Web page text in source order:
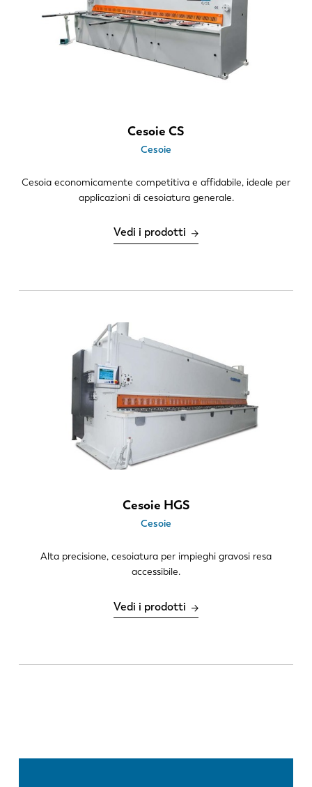
Cesoie CS
Cesoie
Cesoia economicamente competitiva e affidabile, ideale per
applicazioni di cesoiatura generale.
Vedi i prodotti
Cesoie HGS
Cesoie
Alta precisione, cesoiatura per impieghi gravosi resa
accessibile.
Vedi i prodotti